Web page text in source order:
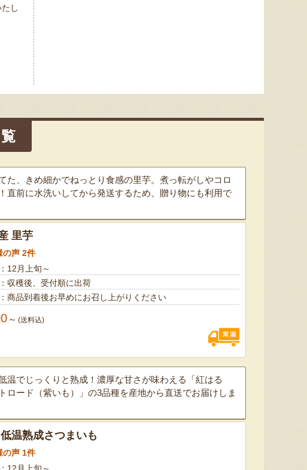
し
た、きめ細かでねっとり食感の里芋。煮っ転がしやコロ
直前に水洗いしてから発送するため、贈り物にも利用で
里芋
の声 2件
12月上旬～
収穫後、受付順に出荷
商品到着後お早めにお召し上がりください
～ (送料込)
温でじっくりと熟成！濃厚な甘さが味わえる「紅はる
ロード（紫いも）」の3品種を産地から直送でお届けしま
温熟成さつまいも
の声 1件
12月上旬～
食品』
農園』
燕三条 吉田ヤスリ製作所の爪や
新潟県産焼きドーナツ